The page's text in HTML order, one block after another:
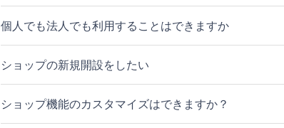
個人でも法人でも利用することはできますか
ショップの新規開設をしたい
ショップ機能のカスタマイズはできますか？